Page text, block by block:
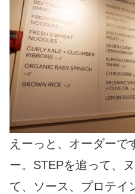
えーっと、オーダーで
ー。STEPを追って、
て、ソース、プロテイ